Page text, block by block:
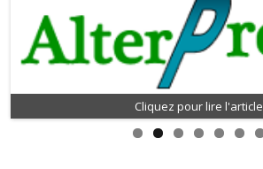
Cliquez pour lire l'article